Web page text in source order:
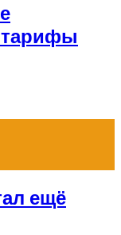
тарифы
ещё